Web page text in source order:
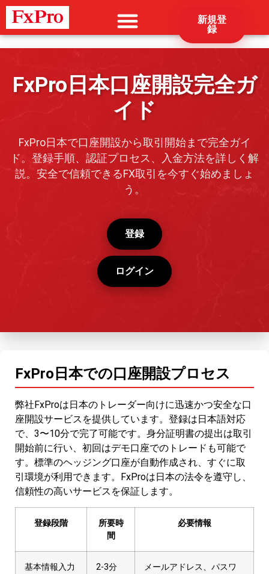
新規登
録
FxPro日本口座開設完全ガ
イド
FxPro日本で口座開設から取引開始まで完全ガイ
ド。登録手順、認証プロセス、入金方法を詳しく解
説。安全で信頼できるFX取引を今すぐ始めましょ
う。
登録
ログイン
FxPro日本での口座開設プロセス
弊社FxProは日本のトレーダー向けに迅速かつ安全な口
座開設サービスを提供しています。登録は日本語対応
で、3〜10分で完了可能です。身分証明書の提出は取引
開始前に行い、初回はデモ口座でのトレードも可能で
す。標準のヘッジング口座が自動作成され、すぐに取
引環境が利用できます。FxProは日本の法令を遵守し、
信頼性の高いサービスを保証します。
登録段階
所要時
間
必要情報
基本情報入力 2-3分
メールアドレス、パスワ